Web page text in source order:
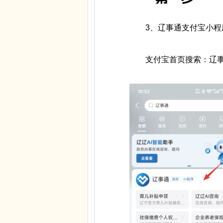
3、辽事通支付宝小程
支付宝首页搜索：辽